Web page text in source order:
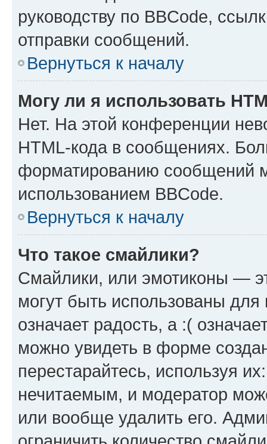
руководству по BBCode,
отправки сообщений.
Вернуться к началу
Могу ли я использовать
Нет. На этой конференции
HTML-кода в сообщениях.
форматированию сообщений
использованием BBCode.
Вернуться к началу
Что такое смайлики?
Смайлики, или эмотиконы —
могут быть использованы
означает радость, а :(
можно увидеть в форме
перестарайтесь, используя
нечитаемым, и модератор
или вообще удалить его.